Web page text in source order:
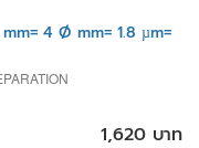
mm= 4 Ø mm= 1.8 µm=
1,620 บาท